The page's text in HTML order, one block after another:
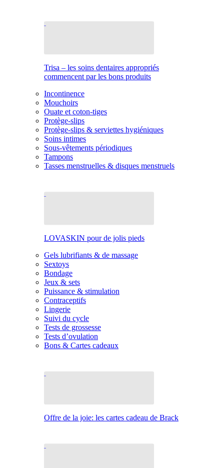
Trisa – les soins dentaires appropriés
commencent par les bons produits
Incontinence
Mouchoirs
Ouate et coton-tiges
Protège-slips
Protège-slips & serviettes hygiéniques
Soins intimes
Sous-vêtements périodiques
Tampons
Tasses menstruelles & disques menstruels
LOVASKIN pour de jolis pieds
Gels lubrifiants & de massage
Sextoys
Bondage
Jeux & sets
Puissance & stimulation
Contraceptifs
Lingerie
Suivi du cycle
Tests de grossesse
Tests d’ovulation
Bons & Cartes cadeaux
Offre de la joie: les cartes cadeau de Brack